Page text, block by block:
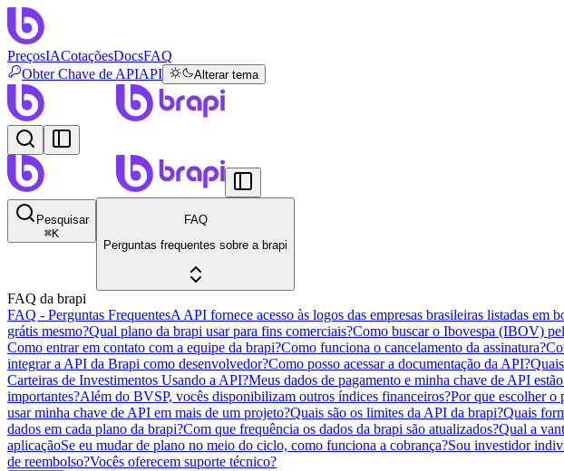
PreçosIACotaçõesDocsFAQ
Obter Chave de APIAPI Alterar tema
Pesquisar
⌘K
FAQ
Perguntas frequentes sobre a brapi
FAQ da brapi
FAQ - Perguntas FrequentesA API fornece acesso às logos das empresas brasileiras listadas em
grátis mesmo?Qual plano da brapi usar para fins comerciais?Como buscar o Ibovespa (IBOV)
Como entrar em contato com a equipe da brapi?Como funciona o cancelamento da assinatura?
integrar a API da Brapi como desenvolvedor?Como posso acessar a documentação da API?
Carteiras de Investimentos Usando a API?Meus dados de pagamento e minha chave de API
importantes?Além do BVSP, vocês disponibilizam outros índices financeiros?Por que escolher o
usar minha chave de API em mais de um projeto?Quais são os limites da API da brapi?Quais
dados em cada plano da brapi?Com que frequência os dados da brapi são atualizados?Qual a
aplicaçãoSe eu mudar de plano no meio do ciclo, como funciona a cobrança?Sou investidor
de reembolso?Vocês oferecem suporte técnico?